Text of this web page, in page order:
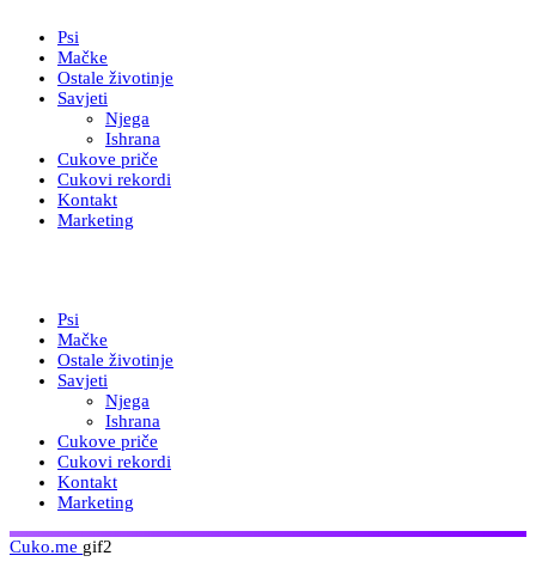
Psi
Mačke
Ostale životinje
Savjeti
Njega
Ishrana
Cukove priče
Cukovi rekordi
Kontakt
Marketing
Psi
Mačke
Ostale životinje
Savjeti
Njega
Ishrana
Cukove priče
Cukovi rekordi
Kontakt
Marketing
Cuko.me gif2